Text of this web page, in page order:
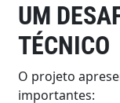
UM
TÉCNICO
O projeto
importantes: